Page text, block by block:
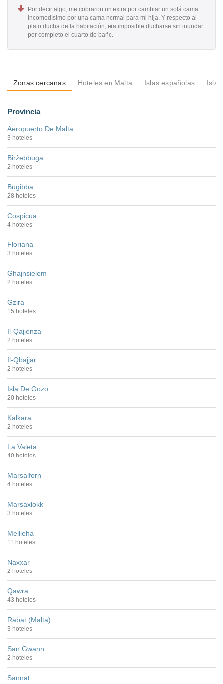
Por decir algo, me cobraron un extra por cambiar un sofá cama
incomodísimo por una cama normal para mi hija. Y respecto al
plato ducha de la habitación, era imposible ducharse sin inundar
por completo el cuarto de baño.
Zonas cercanas Hoteles en Malta Islas españolas
Provincia
Aeropuerto De Malta
3 hoteles
Birżebbuġa
2 hoteles
Bugibba
28 hoteles
Cospicua
4 hoteles
Floriana
3 hoteles
Ghajnsielem
2 hoteles
Gzira
15 hoteles
Il-Qajjenza
2 hoteles
Il-Qbajjar
2 hoteles
Isla De Gozo
20 hoteles
Kalkara
2 hoteles
La Valeta
40 hoteles
Marsalforn
4 hoteles
Marsaxlokk
3 hoteles
Mellieha
11 hoteles
Naxxar
2 hoteles
Qawra
43 hoteles
Rabat (Malta)
3 hoteles
San Gwann
2 hoteles
Sannat